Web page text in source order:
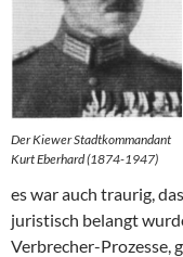
Der Kiewer Stadtkommandant
Kurt Eberhard (1874-1947)
es war auch traurig,
juristisch belangt
Verbrecher-Prozesse,